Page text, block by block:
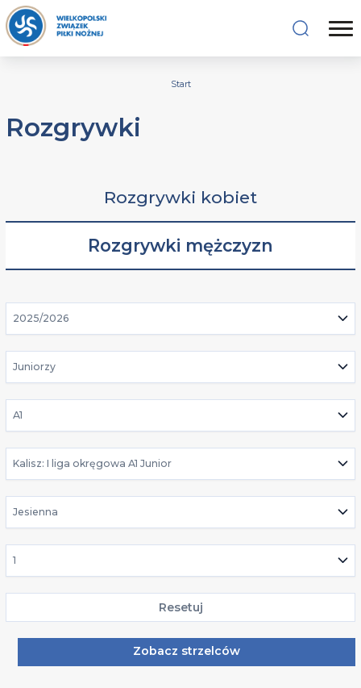
Start
Rozgrywki
Rozgrywki kobiet
Rozgrywki mężczyzn
2025/2026
Juniorzy
A1
Kalisz: I liga okręgowa A1 Junior
Jesienna
1
Resetuj
Zobacz strzelców